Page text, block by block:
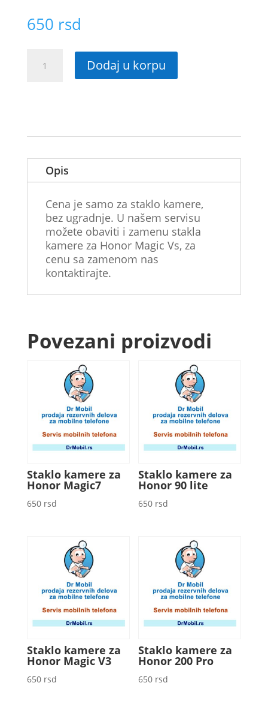
650 rsd
kamere
količina
Dodaj u korpu
Opis
Cena je samo za staklo kamere,
bez ugradnje. U našem servisu
možete obaviti i zamenu stakla
kamere za Honor Magic Vs, za
cenu sa zamenom nas
kontaktirajte.
Povezani proizvodi
Staklo kamere za
Honor Magic7
650 rsd
Staklo kamere za
Honor 90 lite
650 rsd
Staklo kamere za
Honor Magic V3
650 rsd
Staklo kamere za
Honor 200 Pro
650 rsd